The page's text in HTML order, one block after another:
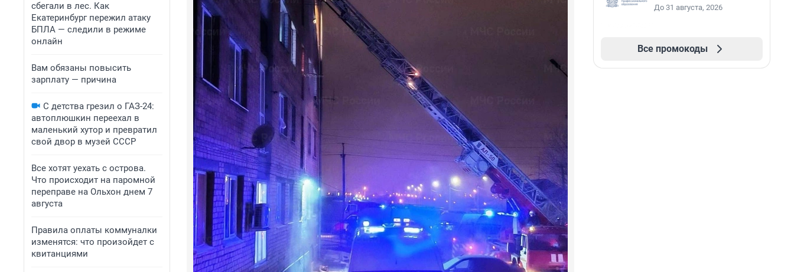
сбегали в лес. Как
Екатеринбург пережил атаку
БПЛА — следили в режиме
онлайн
Вам обязаны повысить
зарплату — причина
С детства грезил о ГАЗ-24:
автоплюшкин переехал в
маленький хутор и превратил
свой двор в музей СССР
Все хотят уехать с острова.
Что происходит на паромной
переправе на Ольхон днем 7
августа
Правила оплаты коммуналки
изменятся: что произойдет с
квитанциями
До 31 августа, 2026
Все промокоды